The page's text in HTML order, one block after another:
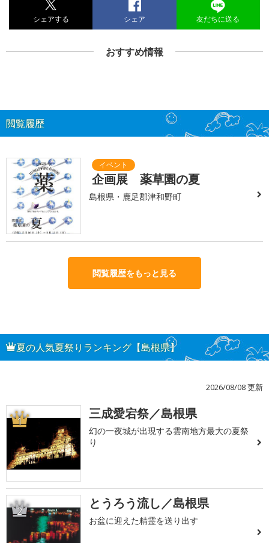
シェアする シェア 友だちに送る
おすすめ情報
閲覧履歴
企画展 薬草園の夏
島根県・鹿足郡津和野町
閲覧履歴をもっと見る
夏の人気夏祭りランキング【島根県】
2026/08/08 更新
1 三成愛宕祭／島根県
幻の一夜城が出現する雲南地方最大の夏祭
り
2 とうろう流し／島根県
お盆に迎えた精霊を送り出す